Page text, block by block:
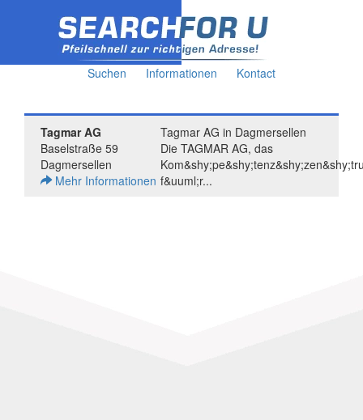
Suchen Informationen Kontact
Tagmar AG in Dagmersellen
Die TAGMAR AG, das
f&uuml;r...
Tagmar AG
Baselstraße 59
Dagmersellen
Mehr Informationen